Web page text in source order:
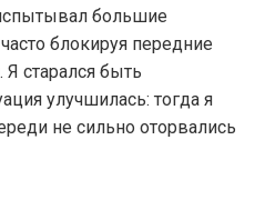
большие
блокируя передние
старался быть
улучшилась: тогда я
не сильно оторвались